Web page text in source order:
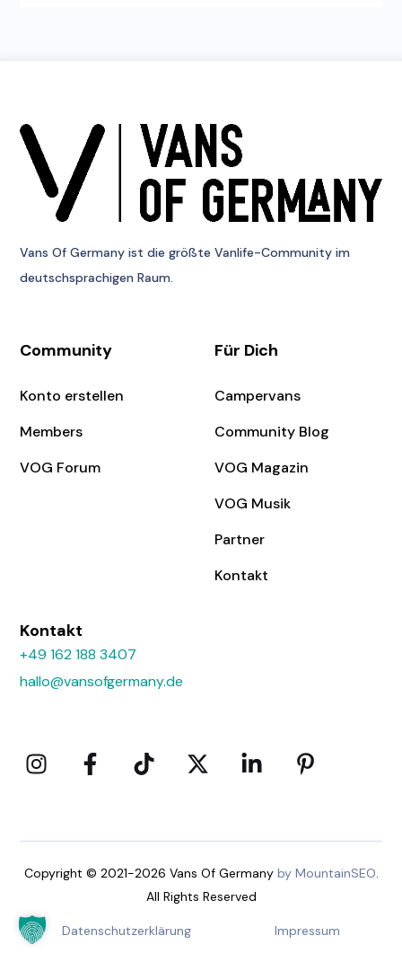
Vans Of Germany ist die größte Vanlife-Community im
deutschsprachigen Raum.
Community
Konto erstellen
Members
VOG Forum
Für Dich
Campervans
Community Blog
VOG Magazin
VOG Musik
Partner
Kontakt
Kontakt
+49 162 188 3407
hallo@vansofgermany.de
Copyright © 2021-2026 Vans Of Germany by MountainSEO.
All Rights Reserved
Datenschutzerklärung Impressum